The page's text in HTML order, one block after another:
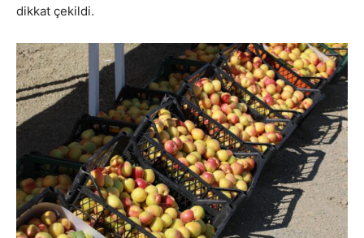
dikkat çekildi.